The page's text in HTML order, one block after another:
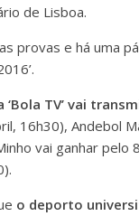
de Lisboa.
provas e há uma
‘Bola TV’ vai
16h30), Andebol
vai ganhar pelo
o deporto